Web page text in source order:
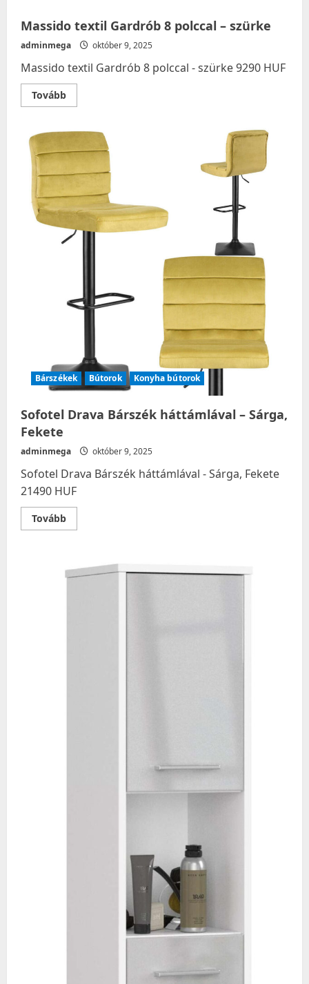
Massido textil Gardrób 8 polccal – szürke
adminmega október 9, 2025
Massido textil Gardrób 8 polccal - szürke 9290 HUF
TovábbRead
more
textil
8
–
szürke
Bárszékek Bútorok Konyha bútorok
Sofotel Drava Bárszék háttámlával – Sárga,
Fekete
adminmega október 9, 2025
Sofotel Drava Bárszék háttámlával - Sárga, Fekete
21490 HUF
TovábbRead
more
Bárszék
háttámlával